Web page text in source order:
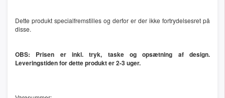
Dette produkt specialfremstilles og derfor er der ikke fortrydelsesret på
disse.
OBS: Prisen er inkl. tryk, taske og opsætning af design.
Leveringstiden for dette produkt er 2-3 uger.